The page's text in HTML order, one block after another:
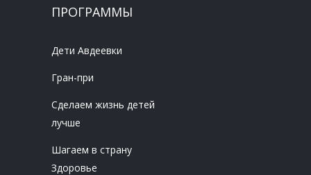
ПРОГРАММЫ
Дети Авдеевки
Гран-при
Сделаем жизнь детей
лучше
Шагаем в страну
Здоровье